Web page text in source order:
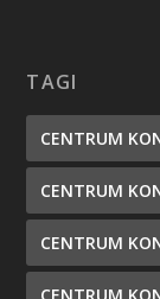
TAGI
CENTRUM
CENTRUM
CENTRUM